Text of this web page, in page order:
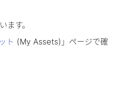
す。
ト (My Assets)」ページで確